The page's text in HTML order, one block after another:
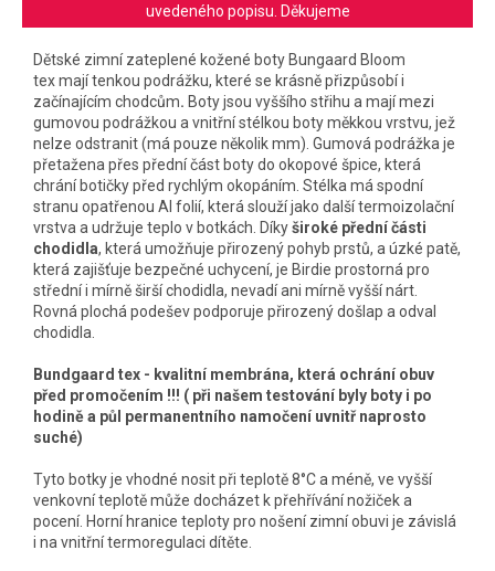
uvedeného popisu. Děkujeme
Dětské zimní zateplené kožené boty Bungaard Bloom
texmají tenkou podrážku, které se krásně přizpůsobí i
začínajícím chodcům. Boty jsou vyššího střihu a mají mezi
gumovou podrážkou a vnitřní stélkou boty měkkou vrstvu, jež
nelze odstranit (má pouze několik mm). Gumová podrážka je
přetažena přes přední část boty do okopové špice, která
chrání botičky před rychlým okopáním. Stélka má spodní
stranu opatřenou Al folií, která slouží jako další termoizolační
vrstva a udržuje teplo v botkách. Díkyširoké přední části
chodidla, která umožňuje přirozený pohyb prstů, a úzké patě,
která zajišťuje bezpečné uchycení, je Birdie prostorná pro
střední i mírně širší chodidla, nevadí ani mírně vyšší nárt.
Rovná plochá podešev podporuje přirozený došlap a odval
chodidla.
Bundgaard tex - kvalitní membrána, která ochrání obuv
před promočením !!! ( při našem testování byly boty i po
hodině a půl permanentního namočení uvnitř naprosto
suché)
Tyto botky je vhodné nosit při teplotě 8°C a méně, ve vyšší
venkovní teplotě může docházet k přehřívání nožiček a
pocení. Horní hranice teploty pro nošení zimní obuvi je závislá
i na vnitřní termoregulaci dítěte.